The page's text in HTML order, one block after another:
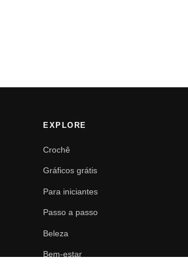
EXPLORE
Crochê
Gráficos grátis
Para iniciantes
Passo a passo
Beleza
Bem-estar